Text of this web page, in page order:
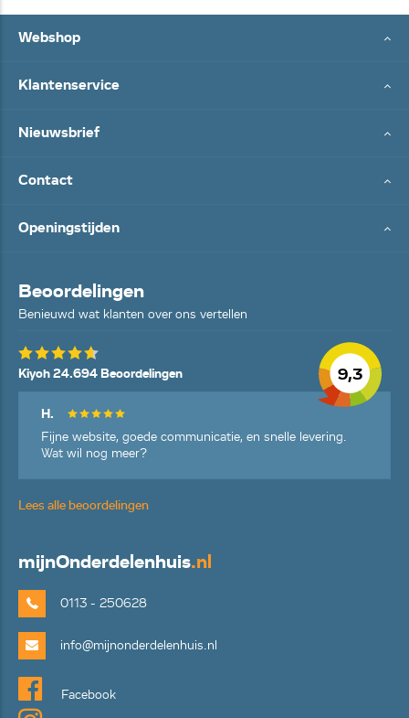
Webshop
Klantenservice
Nieuwsbrief
Contact
Openingstijden
Beoordelingen
Benieuwd wat klanten over ons vertellen
9,3
Kiyoh 24.694 Beoordelingen
H.
Fijne website, goede communicatie, en snelle levering.
Wat wil nog meer?
Lees alle beoordelingen
mijnOnderdelenhuis.nl
0113 - 250628
info@mijnonderdelenhuis.nl
Facebook